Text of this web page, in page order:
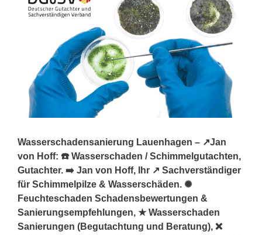
Wasserschadensanierung Lauenhagen – ↗️Jan
von Hoff: ☎️ Wasserschaden / Schimmelgutachten,
Gutachter. ➡️ Jan von Hoff, Ihr ↗️ Sachverständiger
für Schimmelpilze & Wasserschäden. ✺
Feuchteschaden Schadensbewertungen &
Sanierungsempfehlungen, ★ Wasserschaden
Sanierungen (Begutachtung und Beratung), ❌